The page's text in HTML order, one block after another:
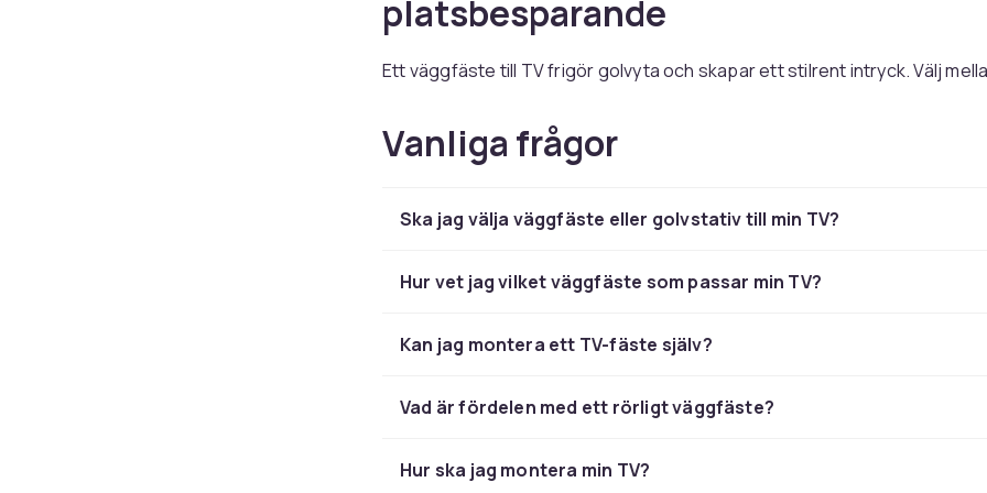
platsbesparande
Ett väggfäste till TV frigör golvyta och skapar ett stilrent intryck. Välj
optimal vinkel. Perfekt både i vardagsrum, sovrum och kök där platsen är
begränsad men bilden ska vara i fokus.
TV‑stativ och tv‑stöd – flexibla
lösningar utan att borra
smart alternativ. Golvstativ kan enkelt flyttas mellan rum och passar lika
ljudsystem, boxar eller spelkonsoler.
Fästen för både hem och jobb
Vanliga frågor
Ska jag välja väggfäste eller golvstativ till min TV?
Hur vet jag vilket väggfäste som passar min TV?
Kan jag montera ett TV-fäste själv?
Vad är fördelen med ett rörligt väggfäste?
Hur ska jag montera min TV?